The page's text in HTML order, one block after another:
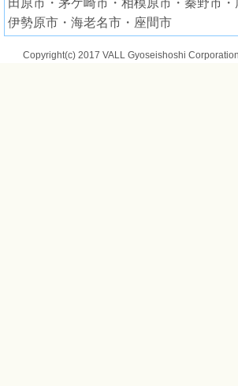
田原市・茅ケ崎市・相模原市・秦野市・
伊勢原市・海老名市・座間市
Copyright(c) 2017 VALL Gyoseishoshi